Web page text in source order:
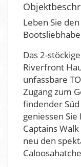
Leben Sie
Das 2-
Riverfront
unfassbare
Zugang zum
findender
geniessen
Captains
neu den